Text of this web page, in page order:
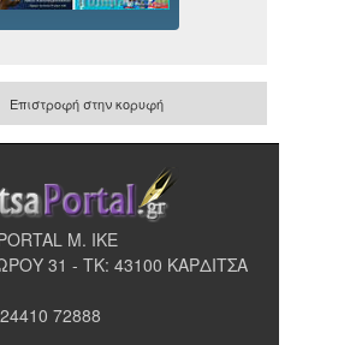
Επιστροφή στην κορυφή
Μ. ΙΚΕ
31 - ΤΚ: 43100 ΚΑΡΔΙΤΣΑ
72888